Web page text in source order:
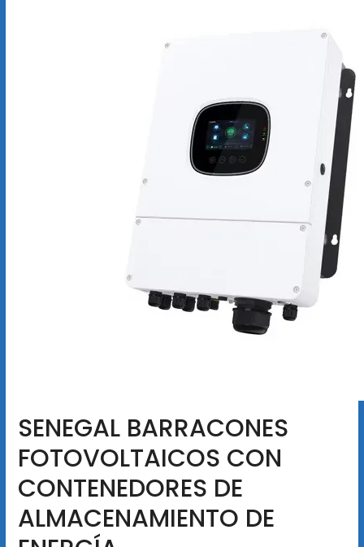
SENEGAL BARRACONES
FOTOVOLTAICOS CON
CONTENEDORES DE
ALMACENAMIENTO DE